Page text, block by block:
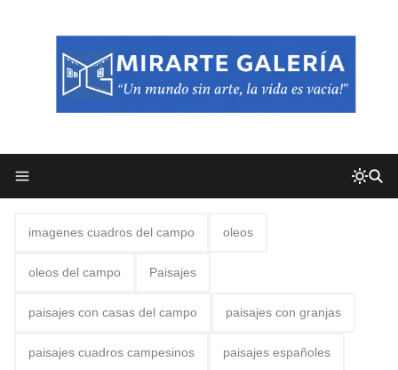
imagenes cuadros del campo oleos
oleos del campo Paisajes
paisajes con casas del campo paisajes con granjas
paisajes cuadros campesinos paisajes españoles